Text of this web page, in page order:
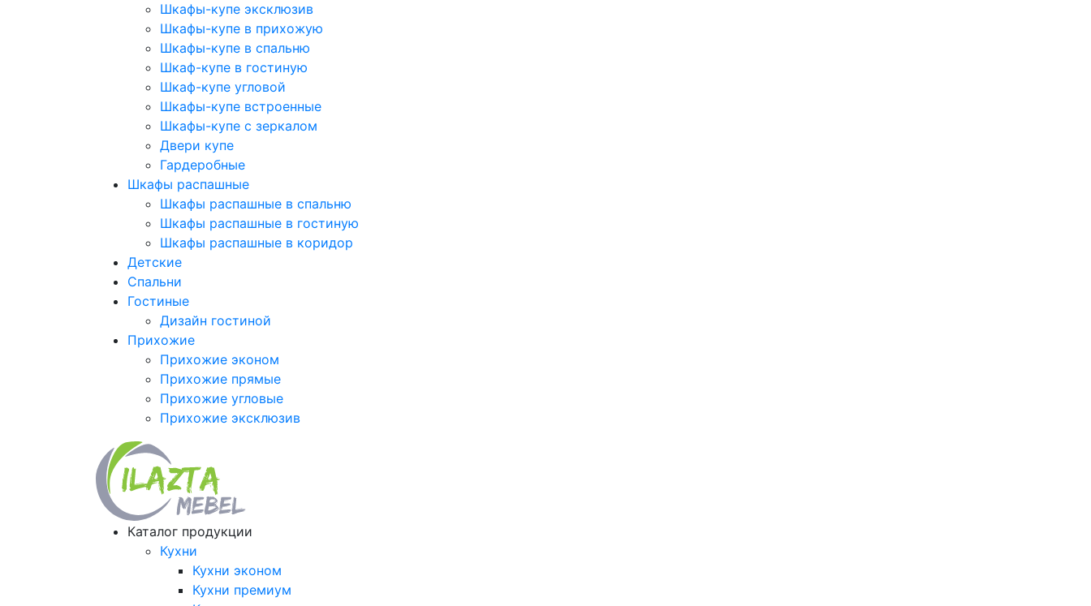
Шкафы-купе эксклюзив
Шкафы-купе в прихожую
Шкафы-купе в спальню
Шкаф-купе в гостиную
Шкаф-купе угловой
Шкафы-купе встроенные
Шкафы-купе с зеркалом
Двери купе
Гардеробные
Шкафы распашные
Шкафы распашные в спальню
Шкафы распашные в гостиную
Шкафы распашные в коридор
Детские
Спальни
Гостиные
Дизайн гостиной
Прихожие
Прихожие эконом
Прихожие прямые
Прихожие угловые
Прихожие эксклюзив
Каталог продукции
Кухни
Кухни эконом
Кухни премиум